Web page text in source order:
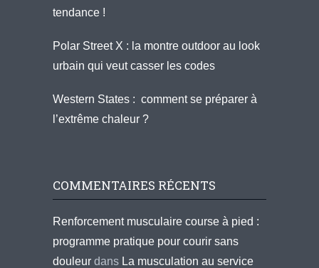
tendance !
Polar Street X : la montre outdoor au look
urbain qui veut casser les codes
Western States : comment se préparer à
l’extrême chaleur ?
COMMENTAIRES RÉCENTS
Renforcement musculaire course à pied :
programme pratique pour courir sans
douleur dans La musculation au service